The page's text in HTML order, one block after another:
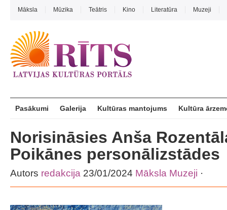
Māksla Mūzika Teātris Kino Literatūra Muzeji
Pasākumi Galerija Kultūras mantojums Kultūra
Norisināsies Anša
Poikānes personālizstādes
Autors redakcija 23/01/2024 Māksla Muzeji ·